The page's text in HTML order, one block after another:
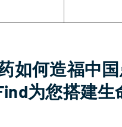
如何造福中
为您搭建生